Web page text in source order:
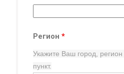
Регион *
Укажите Ваш город, регион
пункт.